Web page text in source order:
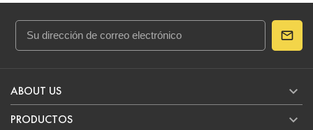
ABOUT US 
PRODUCTOS 